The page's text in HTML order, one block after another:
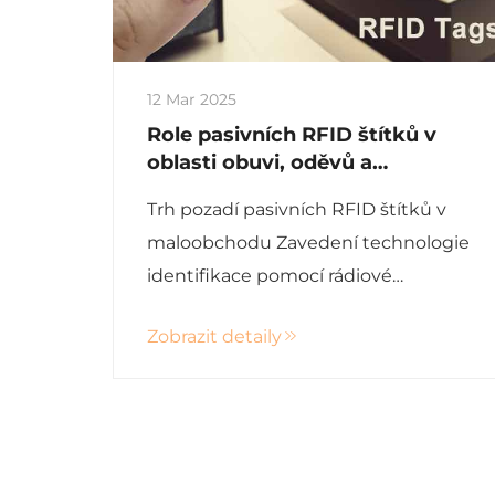
12 Mar 2025
Role pasivních RFID štítků v
oblasti obuvi, oděvů a
Trh pozadí pasivních RFID štítků v
maloobchodu Zavedení technologie
identifikace pomocí rádiové
začalo již v roce 2000, když
Zobrazit detaily